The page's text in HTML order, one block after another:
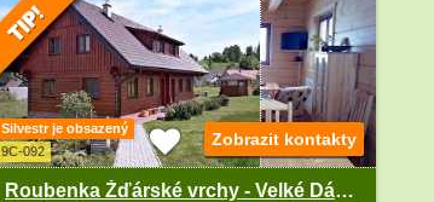
Silvestr je obsazený
9C-092
Roubenka Žďárské vrchy - Velké Dářko - Vysočina
Zobrazit kontakty